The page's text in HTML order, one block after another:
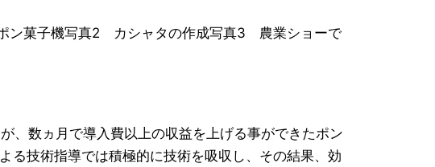
ン菓子機写真2 カシャタの作成写真3 農業ショーで
、数ヵ月で導入費以上の収益を上げる事ができたポン
る技術指導では積極的に技術を吸収し、その結果、効